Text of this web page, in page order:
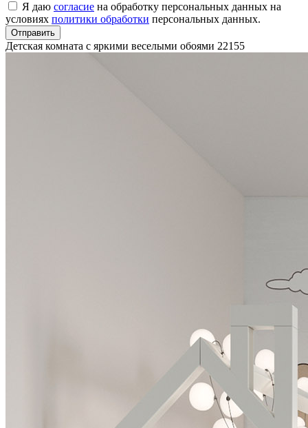
Я даю согласие на обработку персональных данных на
условиях политики обработки персональных данных.
Отправить
Детская комната с яркими веселыми обоями 22155